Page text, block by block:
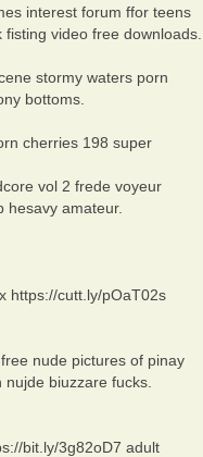
interest forum ffor teens
video free downloads.
stormy waters porn
bottoms.
cherries 198 super
vol 2 frede voyeur
hesavy amateur.
https://cutt.ly/pOaT02s
nude pictures of pinay
biuzzare fucks.
bit.ly/3g82oD7 adult